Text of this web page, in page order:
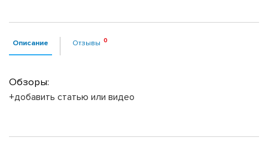
Описание Отзывы
Обзоры:
+добавить статью или видео